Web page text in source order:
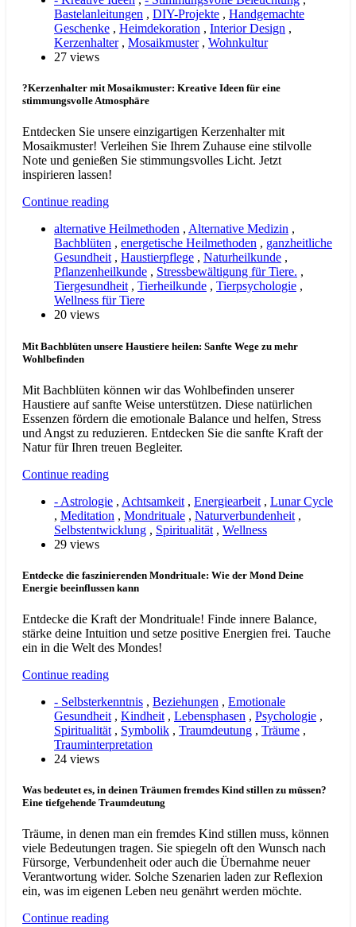
Bastelanleitungen , DIY-Projekte , Handgemachte
Geschenke , Heimdekoration , Interior Design ,
Kerzenhalter, Mosaikmuster, Wohnkultur
27 views
?Kerzenhalter mit Mosaikmuster: Kreative Ideen für eine
stimmungsvolle Atmosphäre
Entdecken Sie unsere einzigartigen Kerzenhalter mit
Mosaikmuster! Verleihen Sie Ihrem Zuhause eine stilvolle
Note und genießen Sie stimmungsvolles Licht. Jetzt
inspirieren lassen!
Continue reading
alternative Heilmethoden , Alternative Medizin ,
Bachblüten , energetische Heilmethoden , ganzheitliche
Gesundheit , Haustierpflege , Naturheilkunde ,
Pflanzenheilkunde , Stressbewältigung für Tiere. ,
Tiergesundheit , Tierheilkunde , Tierpsychologie ,
Wellness für Tiere
20 views
Mit Bachblüten unsere Haustiere heilen: Sanfte Wege zu mehr
Wohlbefinden
Mit Bachblüten können wir das Wohlbefinden unserer
Haustiere auf sanfte Weise unterstützen. Diese natürlichen
Essenzen fördern die emotionale Balance und helfen, Stress
und Angst zu reduzieren. Entdecken Sie die sanfte Kraft der
Natur für Ihren treuen Begleiter.
Continue reading
- Astrologie , Achtsamkeit , Energiearbeit , Lunar Cycle
, Meditation , Mondrituale , Naturverbundenheit ,
Selbstentwicklung , Spiritualität , Wellness
29 views
Entdecke die faszinierenden Mondrituale: Wie der Mond Deine
Energie beeinflussen kann
Entdecke die Kraft der Mondrituale! Finde innere Balance,
stärke deine Intuition und setze positive Energien frei. Tauche
ein in die Welt des Mondes!
Continue reading
- Selbsterkenntnis , Beziehungen , Emotionale
Gesundheit , Kindheit , Lebensphasen , Psychologie ,
Spiritualität , Symbolik , Traumdeutung , Träume ,
Trauminterpretation
24 views
Was bedeutet es, in deinen Träumen fremdes Kind stillen zu müssen?
Eine tiefgehende Traumdeutung
Träume, in denen man ein fremdes Kind stillen muss, können
viele Bedeutungen tragen. Sie spiegeln oft den Wunsch nach
Fürsorge, Verbundenheit oder auch die Übernahme neuer
Verantwortung wider. Solche Szenarien laden zur Reflexion
ein, was im eigenen Leben neu genährt werden möchte.
Continue reading